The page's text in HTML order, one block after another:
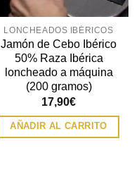
LONCHEADOS IBÉRICOS
Jamón de Cebo Ibérico
50% Raza Ibérica
loncheado a máquina
(200 gramos)
17,90€
AÑADIR AL CARRITO